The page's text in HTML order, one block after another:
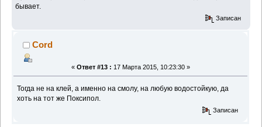
бывает.
Записан
Cord
« Ответ #13 : 17 Марта 2015, 10:23:30 »
Тогда не на клей, а именно на смолу, на любую водостойкую, да
хоть на тот же Поксипол.
Записан